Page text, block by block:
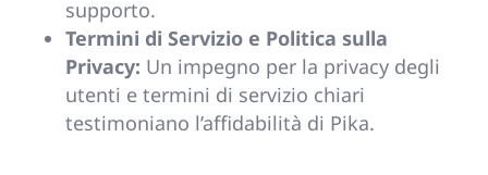
supporto.
Termini di Servizio e Politica sulla
Privacy: Un impegno per la privacy degli
utenti e termini di servizio chiari
testimoniano l’affidabilità di Pika.